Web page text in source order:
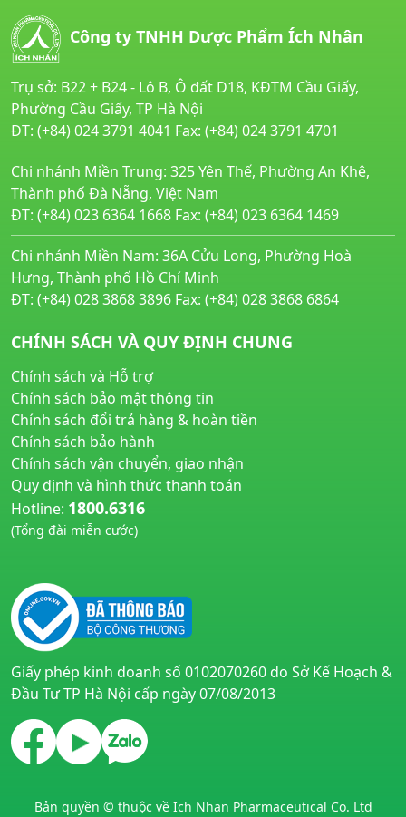
Công ty TNHH Dược Phẩm Ích Nhân
Trụ sở: B22 + B24 - Lô B, Ô đất D18, KĐTM Cầu Giấy,
Phường Cầu Giấy, TP Hà Nội
ĐT: (+84) 024 3791 4041 Fax: (+84) 024 3791 4701
Chi nhánh Miền Trung: 325 Yên Thế, Phường An Khê,
Thành phố Đà Nẵng, Việt Nam
ĐT: (+84) 023 6364 1668 Fax: (+84) 023 6364 1469
Chi nhánh Miền Nam: 36A Cửu Long, Phường Hoà
Hưng, Thành phố Hồ Chí Minh
ĐT: (+84) 028 3868 3896 Fax: (+84) 028 3868 6864
CHÍNH SÁCH VÀ QUY ĐỊNH CHUNG
Chính sách và Hỗ trợ
Chính sách bảo mật thông tin
Chính sách đổi trả hàng & hoàn tiền
Chính sách bảo hành
Chính sách vận chuyển, giao nhận
Quy định và hình thức thanh toán
Hotline: 1800.6316
(Tổng đài miễn cước)
Giấy phép kinh doanh số 0102070260 do Sở Kế Hoạch &
Đầu Tư TP Hà Nội cấp ngày 07/08/2013
Bản quyền © thuộc về Ich Nhan Pharmaceutical Co. Ltd